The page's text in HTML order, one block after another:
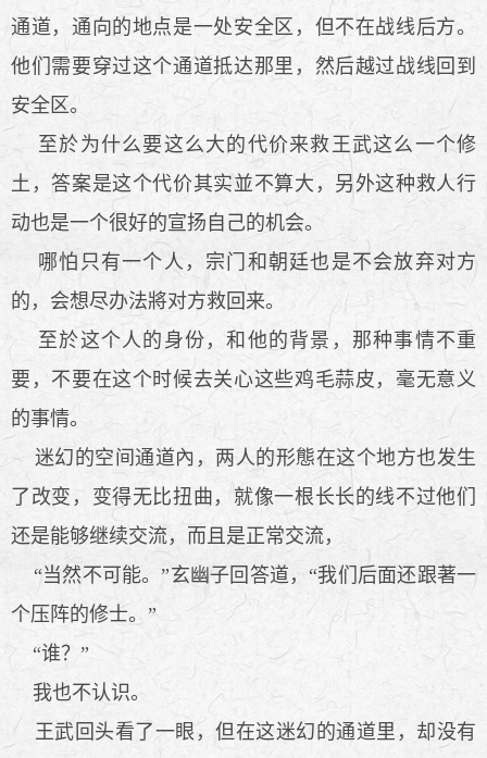
通道，通向的地点是一处安全区，但不在战线后方。
他们需要穿过这个通道抵达那里，然后越过战线回到
安全区。
至於为什么要这么大的代价来救王武这么一个修
土，答案是这个代价其实並不算大，另外这种救人行
动也是一个很好的宣扬自己的机会。
哪怕只有一个人，宗门和朝廷也是不会放弃对方
的，会想尽办法將对方救回来。
至於这个人的身份，和他的背景，那种事情不重
要，不要在这个时候去关心这些鸡毛蒜皮，毫无意义
的事情。
迷幻的空间通道內，两人的形態在这个地方也发生
了改变，变得无比扭曲，就像一根长长的线不过他们
还是能够继续交流，而且是正常交流，
“当然不可能。”玄幽子回答道，“我们后面还跟著一
个压阵的修士。”
“谁？”
我也不认识。
王武回头看了一眼，但在这迷幻的通道里，却没有